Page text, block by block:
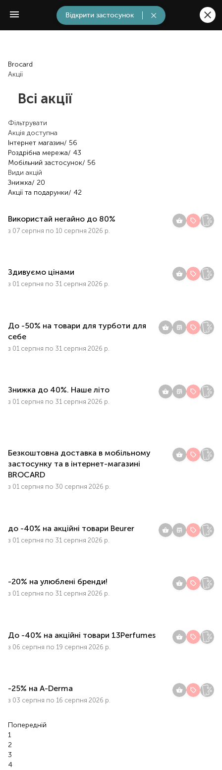
Brocard
Акції
Всі акції
Фільтрувати
Акція доступна
Інтернет магазин/ 56
Роздрібна мережа/ 43
Мобільний застосунок/ 56
Види акцій
Знижка/ 20
Акції та подарунки/ 42
Використай негайно до 80%
з 07 серпня по 10 серпня 2026 р.
Здивуємо цінами
з 01 серпня по 31 серпня 2026 р.
До -50% на товари для турботи для
себе
з 01 серпня по 31 серпня 2026 р.
Знижка до 40%. Наше літо
з 01 серпня по 31 серпня 2026 р.
Безкоштовна доставка в мобільному
застосунку та в інтернет-магазині
BROCARD
з 01 серпня по 30 серпня 2026 р.
до -40% на акційні товари Beurer
з 01 серпня по 31 серпня 2026 р.
-20% на улюблені бренди!
з 01 серпня по 31 серпня 2026 р.
До -40% на акційні товари 13Perfumes
з 06 серпня по 19 серпня 2026 р.
-25% на A-Derma
з 03 серпня по 16 серпня 2026 р.
Попереднiй
1
2
3
4
Відкрити застосунок